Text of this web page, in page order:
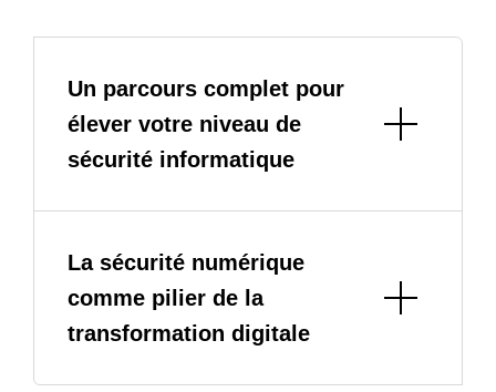
Un parcours complet pour
élever votre niveau de
sécurité informatique
La sécurité numérique
comme pilier de la
transformation digitale